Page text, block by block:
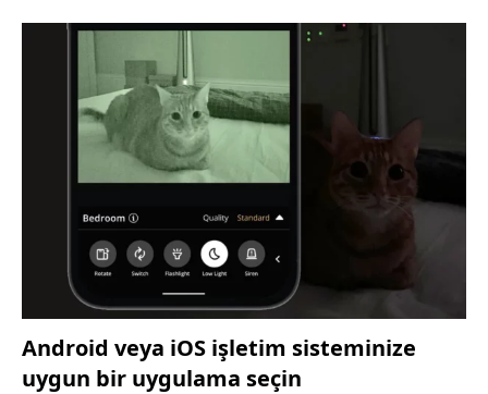
Android veya iOS işletim sisteminize
uygun bir uygulama seçin